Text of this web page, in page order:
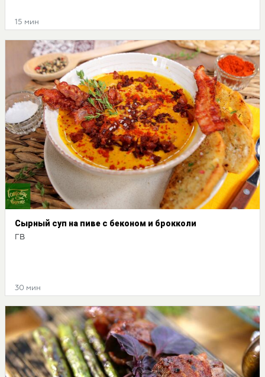
15 мин
Сырный суп на пиве с беконом и брокколи
ГВ
30 мин